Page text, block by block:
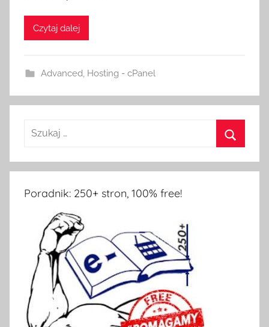
Czytaj dalej
Advanced, Hosting - cPanel
Poradnik: 250+ stron, 100% free!